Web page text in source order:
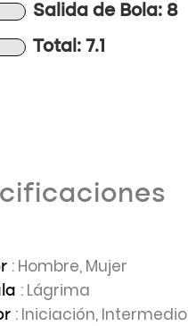
Salida de Bola: 8
Total: 7.1
: Hombre, Mujer
: Lágrima
: Iniciación, Intermedio